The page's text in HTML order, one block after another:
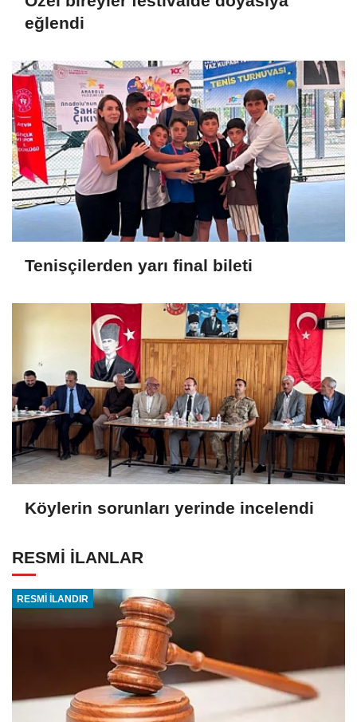
eğlendi
Tenisçilerden yarı final bileti
Köylerin sorunları yerinde incelendi
RESMİ İLANLAR
RESMİ İLANDIR